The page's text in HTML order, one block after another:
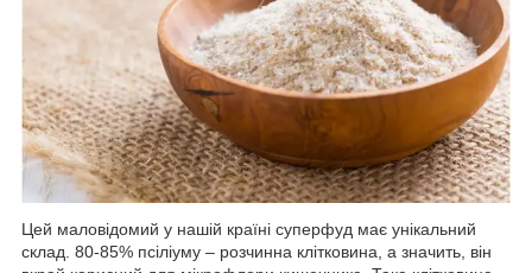
Цей маловідомий у нашій країні суперфуд має унікальний
склад. 80-85% псіліуму – розчинна клітковина, а значить, він